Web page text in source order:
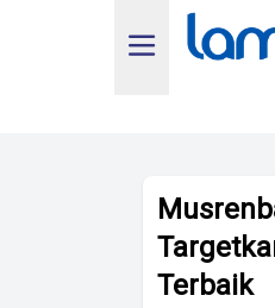
Terbaik